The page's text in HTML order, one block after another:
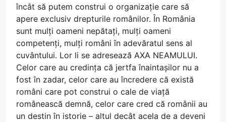
încât să putem construi o organizație care să
apere exclusiv drepturile românilor. În România
sunt mulți oameni nepătați, mulți oameni
competenți, mulți români în adevăratul sens al
cuvântului. Lor li se adresează AXA NEAMULUI.
Celor care au credința că jertfa înaintașilor nu a
fost în zadar, celor care au încredere că există
români care pot construi o cale de viață
românească demnă, celor care cred că românii au
un destin în istorie – altul decât acela de a deveni